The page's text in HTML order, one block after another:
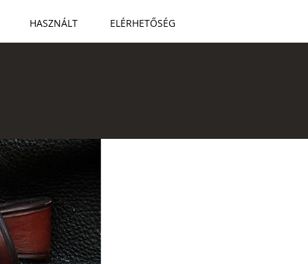
HASZNÁLT ELÉRHETŐSÉG